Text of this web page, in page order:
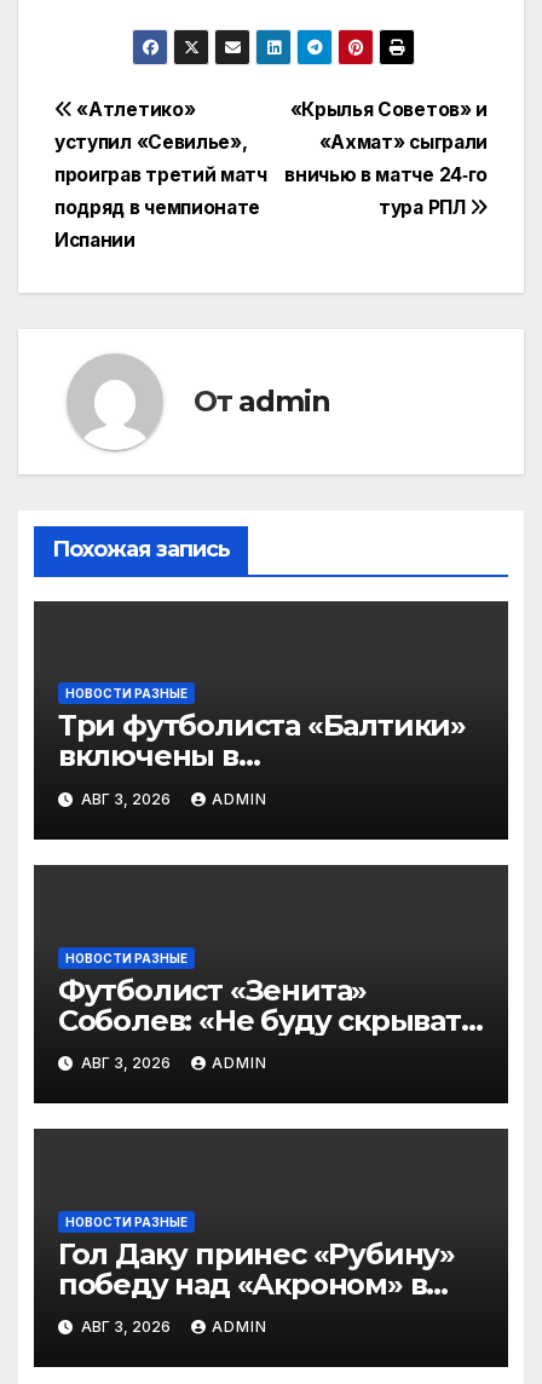
Навигация
по
записям
«Крылья Советов» и
«Ахмат» сыграли
вничью в матче 24‑го
тура РПЛ
«Атлетико»
уступил «Севилье»,
проиграв третий матч
подряд в чемпионате
Испании
От admin
Похожая запись
НОВОСТИ РАЗНЫЕ
Три футболиста «Балтики»
включены в
символическую сборную
2‑го тура РПЛ по версии
подписчиков МАТЧ
ПРЕМЬЕР
АВГ 3, 2026 ADMIN
НОВОСТИ РАЗНЫЕ
Футболист «Зенита»
Соболев: «Не буду скрывать
— в Оренбурге всегда
тяжело играть»
АВГ 3, 2026 ADMIN
НОВОСТИ РАЗНЫЕ
Гол Даку принес «Рубину»
победу над «Акроном» в
матче РПЛ
АВГ 3, 2026 ADMIN